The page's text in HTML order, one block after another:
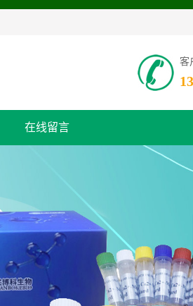
客
在线留言